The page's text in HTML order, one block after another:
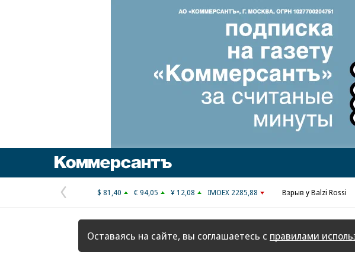
Предыдущая
страница
$ 81,40 € 94,05 ¥ 12,08 IMOEX 2285,88 Взрыв у Balzi Rossi
Оставаясь на сайте, вы соглашаетесь с правилами